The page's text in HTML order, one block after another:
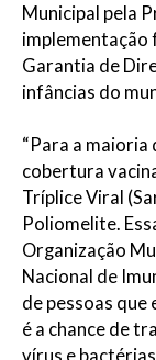
Municipal pela
implementação
Garantia de
infâncias do
“Para a maioria
cobertura
Tríplice Viral
Poliomelite.
Organização
Nacional de
de pessoas que
é a chance de